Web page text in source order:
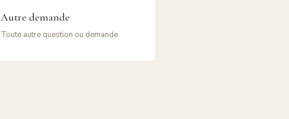
Autre demande
Toute autre question ou demande